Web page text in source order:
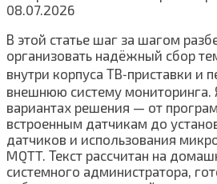
08.07.2026
В этой статье шаг за шагом
организовать надёжный сбор
внутри корпуса ТВ‑приставки и
внешнюю систему мониторинга.
вариантах решения — от
встроенным датчикам до
датчиков и использования
MQTT. Текст рассчитан на
системного администратора,